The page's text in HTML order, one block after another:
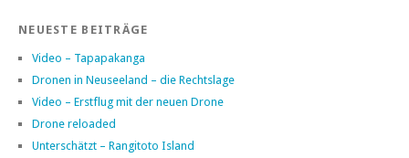
NEUESTE BEITRÄGE
Video – Tapapakanga
Dronen in Neuseeland – die Rechtslage
Video – Erstflug mit der neuen Drone
Drone reloaded
Unterschätzt – Rangitoto Island